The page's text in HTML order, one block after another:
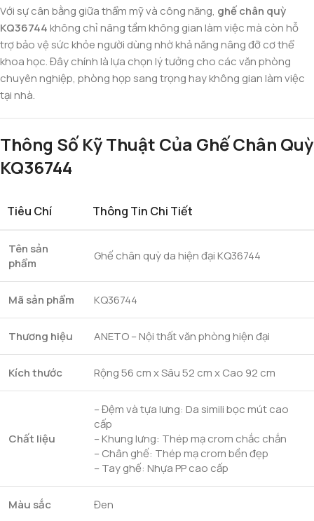
Với sự cân bằng giữa thẩm mỹ và công năng, ghế chân quỳ
KQ36744không chỉ nâng tầm không gian làm việc mà còn hỗ
trợ bảo vệ sức khỏe người dùng nhờ khả năng nâng đỡ cơ thể
khoa học. Đây chính là lựa chọn lý tưởng cho các văn phòng
chuyên nghiệp, phòng họp sang trọng hay không gian làm việc
tại nhà.
Thông Số Kỹ Thuật Của Ghế Chân Quỳ
KQ36744
Tiêu Chí Thông Tin Chi Tiết
Tên sản
phẩm
Ghế chân quỳ da hiện đại KQ36744
Mã sản phẩm KQ36744
Thương hiệu ANETO – Nội thất văn phòng hiện đại
Kích thước Rộng 56 cm x Sâu 52 cm x Cao 92 cm
Chất liệu
– Đệm và tựa lưng: Da simili bọc mút cao
cấp
– Khung lưng: Thép mạ crom chắc chắn
– Chân ghế: Thép mạ crom bền đẹp
– Tay ghế: Nhựa PP cao cấp
Màu sắc Đen